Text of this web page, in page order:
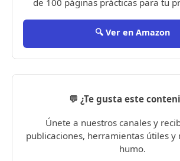
de 100 páginas prácticas para tu
🔍 Ver en Amazon
💬 ¿Te gusta este
Únete a nuestros canales y
publicaciones, herramientas útiles y
humo.